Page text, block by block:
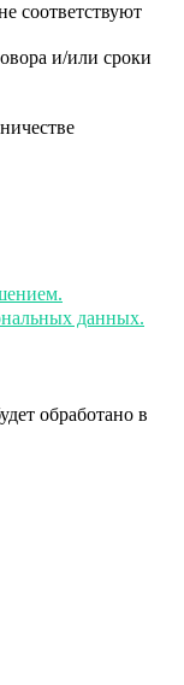
соответствуют
и/или сроки
данных.
обработано в